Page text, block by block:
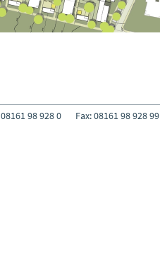
08161 98 928 0 Fax: 08161 98 928 99